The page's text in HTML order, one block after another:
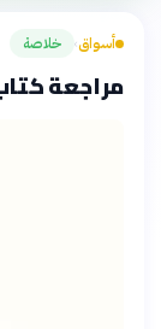
أسواق› خلاصة
مراجعة